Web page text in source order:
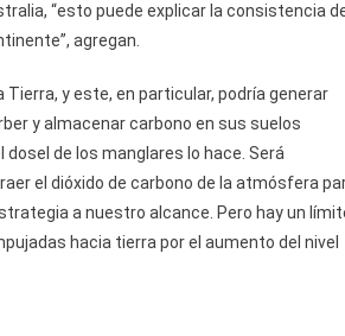
“esto puede explicar la consistencia
agregan.
y este, en particular, podría generar
y almacenar carbono en sus suelos
de los manglares lo hace. Será
el dióxido de carbono de la atmósfera
a nuestro alcance. Pero hay un
hacia tierra por el aumento del nivel